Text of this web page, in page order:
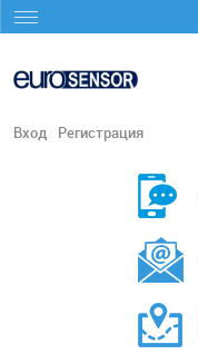
Вход Регистрация